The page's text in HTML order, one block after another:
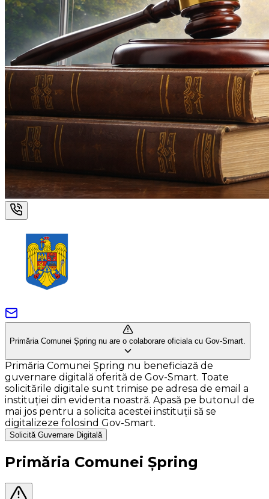
Primăria Comunei Șpring nu are o colaborare oficiala cu Gov-Smart.
Primăria Comunei Șpring nu beneficiază de
guvernare digitală oferită de Gov-Smart. Toate
solicitările digitale sunt trimise pe adresa de email a
instituției din evidenta noastră. Apasă pe butonul de
mai jos pentru a solicita acestei instituții să se
digitalizeze folosind Gov-Smart.
Solicită Guvernare Digitală
Primăria Comunei Șpring